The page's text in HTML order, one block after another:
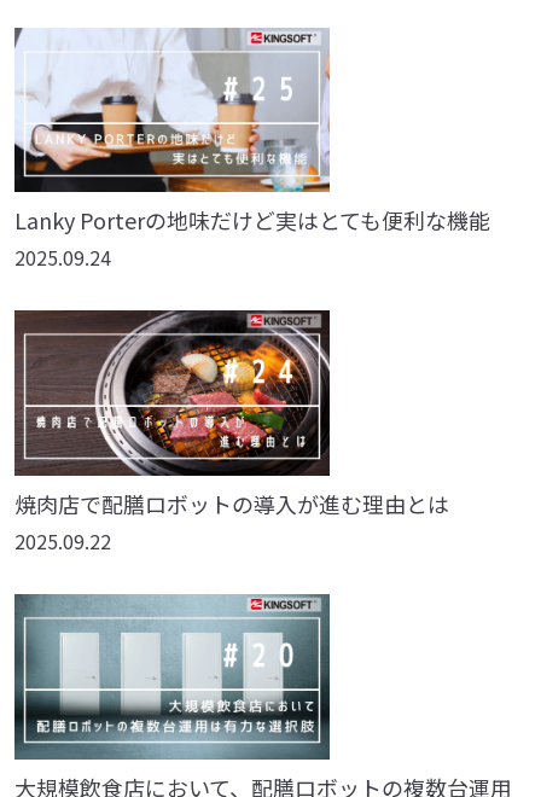
Lanky Porterの地味だけど実はとても便利な機能
2025.09.24
焼肉店で配膳ロボットの導入が進む理由とは
2025.09.22
大規模飲食店において、配膳ロボットの複数台運用